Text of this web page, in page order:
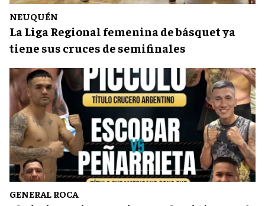
NEUQUÉN
La Liga Regional femenina de básquet ya
tiene sus cruces de semifinales
GENERAL ROCA